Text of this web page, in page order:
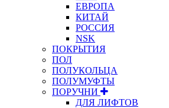
ЕВРОПА
КИТАЙ
РОССИЯ
NSK
ПОКРЫТИЯ
ПОЛ
ПОЛУКОЛЬЦА
ПОЛУМУФТЫ
ПОРУЧНИ
ДЛЯ ЛИФТОВ